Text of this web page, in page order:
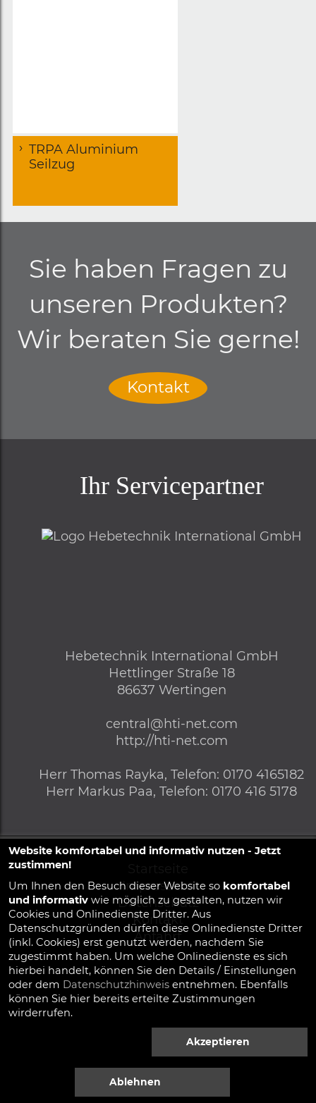
TRPA Aluminium
Seilzug
Sie haben Fragen zu
unseren Produkten?
Wir beraten Sie gerne!
Kontakt
Ihr Servicepartner
Hebetechnik International GmbH
Hettlinger Straße 18
86637 Wertingen
central@hti-net.com
http://hti-net.com
Herr Thomas Rayka, Telefon: 0170 4165182
Herr Markus Paa, Telefon: 0170 416 5178
Impressum
Datenschutz
Kontakt
Anfahrt
Website komfortabel und informativ nutzen - Jetzt
zustimmen!
Um Ihnen den Besuch dieser Website so komfortabel
und informativwie möglich zu gestalten, nutzen wir
Cookies und Onlinedienste Dritter. Aus
Datenschutzgründen dürfen diese Onlinedienste Dritter
(inkl. Cookies) erst genutzt werden, nachdem Sie
zugestimmt haben. Um welche Onlinedienste es sich
hierbei handelt, können Sie den Details / Einstellungen
oder dem Datenschutzhinweisentnehmen. Ebenfalls
können Sie hier bereits erteilte Zustimmungen
wirderrufen.